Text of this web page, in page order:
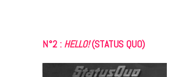
N°2 : HELLO!(STATUS QUO)